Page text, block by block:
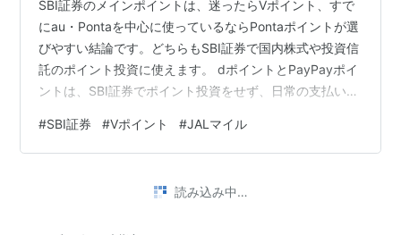
SBI証券のメインポイントは、迷ったらVポイント、すで
にau・Pontaを中心に使っているならPontaポイントが選
びやすい結論です。どちらもSBI証券で国内株式や投資信
託のポイント投資に使えます。 dポイントとPayPayポイ
ントは、SBI証券でポイント投資をせず、日常の支払いに
イルは付与率がほかのポイントの0.5倍なので、特典航空
券などで1マイルを2円相当以上の価値で使える見込みが
論：この基準で選べば迷いにくい Vポイント：三井住友
#SBI証券 #Vポイント #JALマイル
読み込み中…